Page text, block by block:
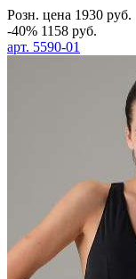
Розн. цена 1930 руб.
-40% 1158 руб.
арт. 5590-01